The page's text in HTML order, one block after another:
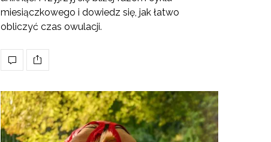
miesiączkowego i dowiedz się, jak łatwo
obliczyć czas owulacji.